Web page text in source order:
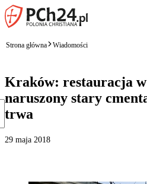
Strona główna Wiadomości
Kraków: restauracja
naruszony stary
trwa
29 maja 2018